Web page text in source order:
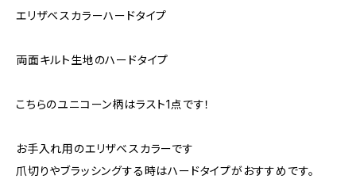
エリザベスカラーハードタイプ
両面キルト生地のハードタイプ
こちらのユニコーン柄はラスト1点です！
お手入れ用のエリザベスカラーです
爪切りやブラッシングする時はハードタイプがおすすめです。